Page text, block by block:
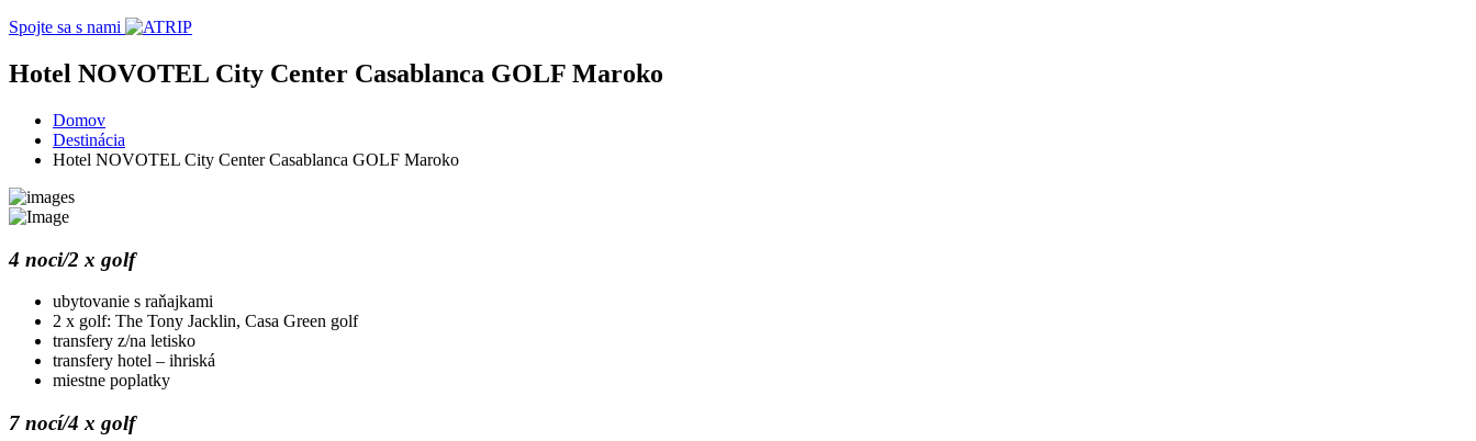
Spojte sa s nami
Hotel NOVOTEL City Center Casablanca GOLF Maroko
Domov
Destinácia
Hotel NOVOTEL City Center Casablanca GOLF Maroko
4 noci/2 x golf
ubytovanie s raňajkami
2 x golf: The Tony Jacklin, Casa Green golf
transfery z/na letisko
transfery hotel – ihriská
miestne poplatky
7 nocí/4 x golf